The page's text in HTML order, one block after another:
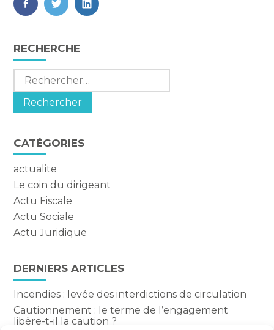
FaceBook
TwitterLinkedIn
Blog
sidebar
RECHERCHE
Rechercher :
CATÉGORIES
actualite
Le coin du dirigeant
Actu Fiscale
Actu Sociale
Actu Juridique
DERNIERS ARTICLES
Incendies : levée des interdictions de circulation
Cautionnement : le terme de l’engagement
libère-t-il la caution ?